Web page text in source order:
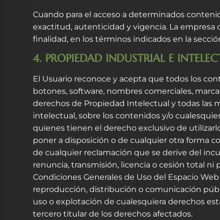
Cuando para el acceso a determinados
exactitud, autenticidad y vigencia. La
finalidad, en los términos indicados en la
4. PROPIEDAD INDUSTRIAL E
El Usuario reconoce y acepta que todos los
botones, software, nombres comerciales,
derechos de Propiedad Intelectual y todas las
intelectual, sobre los contenidos y/o
quienes tienen el derecho exclusivo de
poner a disposición o de cualquier otra forma
de cualquier reclamación que se derive del
renuncia, transmisión, licencia o cesión total ni
Condiciones Generales de Uso del Espacio
reproducción, distribución o comunicación
uso o explotación de cualesquiera derechos
tercero titular de los derechos afectados.